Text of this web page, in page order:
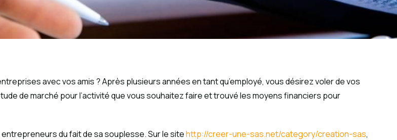
avec vos amis ? Après plusieurs années en tant qu’employé, vous désirez voler de vos
de marché pour l’activité que vous souhaitez faire et trouvé les moyens financiers pour
du fait de sa souplesse. Sur le sitehttp://creer-une-sas.net/category/creation-sas,